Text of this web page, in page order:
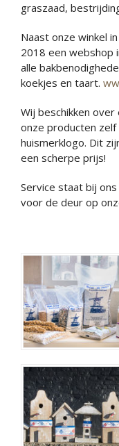
graszaad,
Naast onze winkel
2018 een webshop
alle
koekjes en taart.
Wij beschikken
onze producten
huismerklogo. Dit
een scherpe prijs!
Service staat bij
voor de deur op